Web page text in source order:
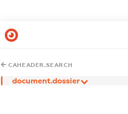
CAHEADER.SEARCH
document.dossier